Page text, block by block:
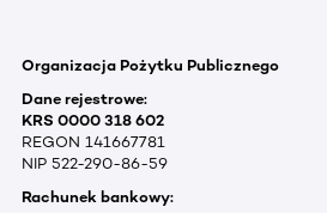
Organizacja Pożytku Publicznego
Dane rejestrowe:
KRS 0000 318 602
REGON 141667781
NIP 522-290-86-59
Rachunek bankowy: